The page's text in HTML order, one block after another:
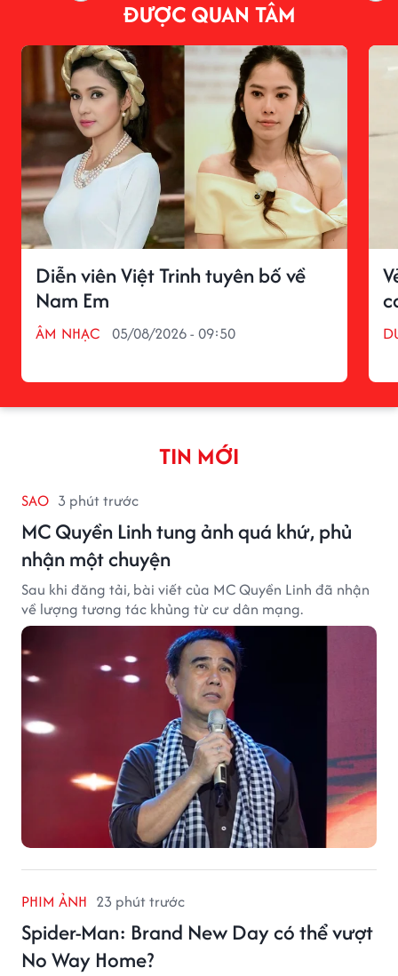
ĐƯỢC QUAN TÂM
Diễn viên Việt Trinh tuyên bố về
Nam Em
ÂM NHẠC 05/08/2026 - 09:50
TIN MỚI
SAO 3 phút trước
MC Quyền Linh tung ảnh quá khứ, phủ
nhận một chuyện
Sau khi đăng tải, bài viết của MC Quyền Linh đã nhận
về lượng tương tác khủng từ cư dân mạng.
PHIM ẢNH 23 phút trước
Spider-Man: Brand New Day có thể vượt
No Way Home?